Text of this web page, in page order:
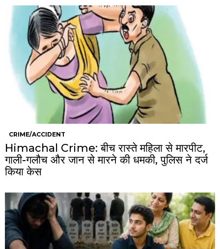
CRIME/ACCIDENT
Himachal Crime: बीच रास्ते महिला से मारपीट,
गाली-गलौच और जान से मारने की धमकी, पुलिस ने दर्ज
किया केस